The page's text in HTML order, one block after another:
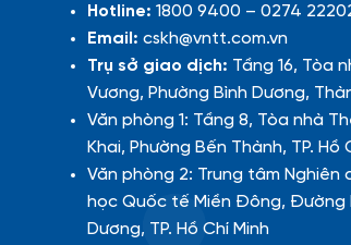
Hotline: 1800 9400 – 0274
Email: cskh@vntt.com.vn
Trụ sở giao dịch: Tầng 16, Tòa
Vương, Phường Bình Dương,
Văn phòng 1: Tầng 8, Tòa nhà
Khai, Phường Bến Thành, TP. Hồ
Văn phòng 2: Trung tâm Nghiên
học Quốc tế Miền Đông, Đường
Dương, TP. Hồ Chí Minh